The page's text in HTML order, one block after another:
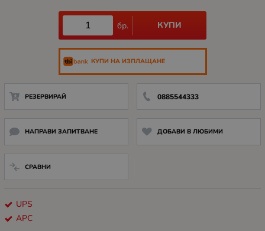
бр. КУПИ
КУПИ НА ИЗПЛАЩАНЕ
РЕЗЕРВИРАЙ 0885544333
НАПРАВИ ЗАПИТВАНЕ ДОБАВИ В ЛЮБИМИ
СРАВНИ
UPS
APC